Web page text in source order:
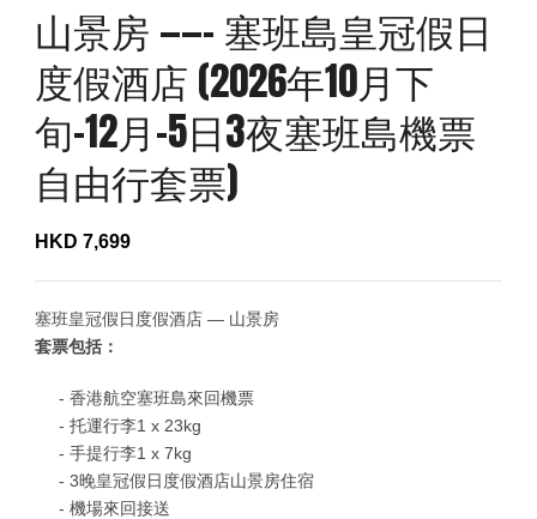
山景房 ——– 塞班島皇冠假日
度假酒店 (2026年10月下
旬-12月-5日3夜塞班島機票
自由行套票)
HKD 7,699
塞班皇冠假日度假酒店 — 山景房
套票包括：
香港航空塞班島來回機票
托運行李1 x 23kg
手提行李1 x 7kg
3晚皇冠假日度假酒店山景房住宿
機場來回接送